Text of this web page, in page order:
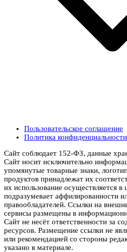
Пользовательское соглашение
Политика конфиденциальности
Сайт соблюдает 152-ФЗ, данные
Сайт носит исключительно
упомянутые товарные знаки,
продуктов принадлежат их
их использование осуществляется
подразумевает аффилированности
правообладателей. Ссылки на
сервисы размещены в
Сайт не несёт ответственности за
ресурсов. Размещение ссылки не
или рекомендацией со стороны
указано в материале.